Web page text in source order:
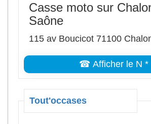
Casse moto sur
Saône
115 av Boucicot 71100
☎ Afficher le N *
Tout'occases